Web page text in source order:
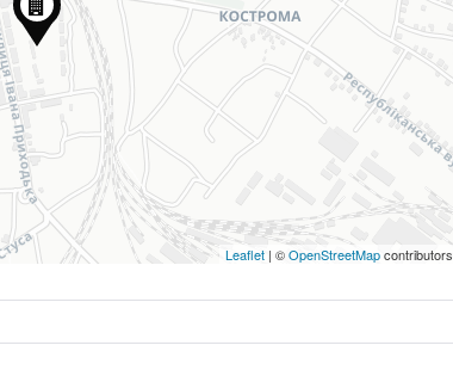
Leaflet | ©OpenStreetMapcontributors